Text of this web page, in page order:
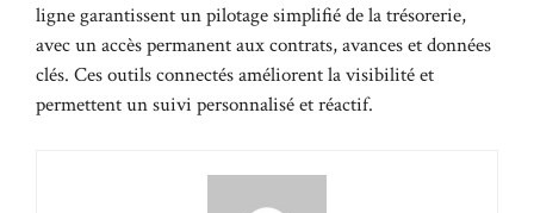
ligne garantissent un pilotage simplifié de la trésorerie,
avec un accès permanent aux contrats, avances et données
clés. Ces outils connectés améliorent la visibilité et
permettent un suivi personnalisé et réactif.